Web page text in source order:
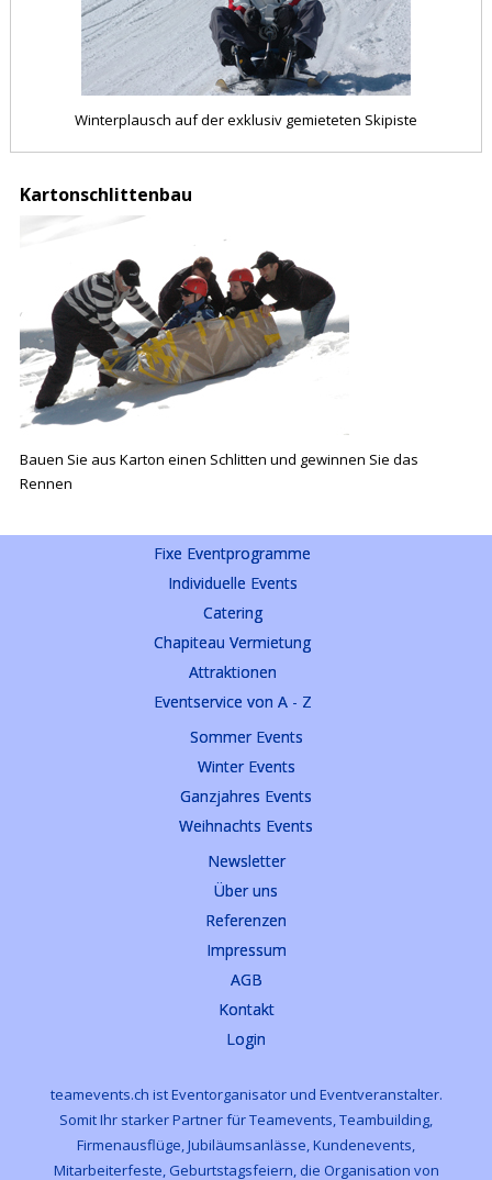
Winterplausch auf der exklusiv gemieteten Skipiste
Kartonschlittenbau
Bauen Sie aus Karton einen Schlitten und gewinnen Sie das
Rennen
Fixe Eventprogramme
Individuelle Events
Catering
Chapiteau Vermietung
Attraktionen
Eventservice von A - Z
Sommer Events
Winter Events
Ganzjahres Events
Weihnachts Events
Newsletter
Über uns
Referenzen
Impressum
AGB
Kontakt
Login
teamevents.ch ist Eventorganisator und Eventveranstalter.
Somit Ihr starker Partner für Teamevents, Teambuilding,
Firmenausflüge, Jubiläumsanlässe, Kundenevents,
Mitarbeiterfeste, Geburtstagsfeiern, die Organisation von